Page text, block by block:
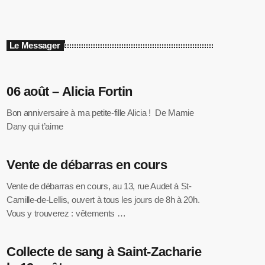
Le Messager
06 août – Alicia Fortin
Bon anniversaire à ma petite-fille Alicia ! De Mamie
Dany qui t’aime
Vente de débarras en cours
Vente de débarras en cours, au 13, rue Audet à St-
Camille-de-Lellis, ouvert à tous les jours de 8h à 20h.
Vous y trouverez : vêtements …
Collecte de sang à Saint-Zacharie